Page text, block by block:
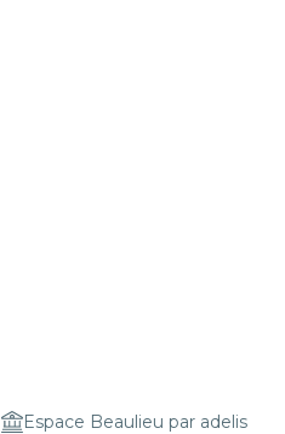
Espace Beaulieu par adelis